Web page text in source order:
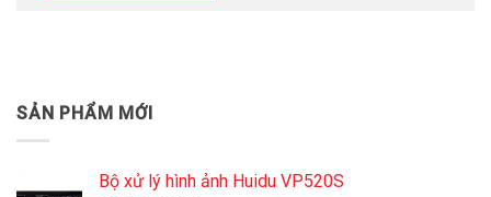
SẢN PHẨM MỚI
Bộ xử lý hình ảnh Huidu VP520S